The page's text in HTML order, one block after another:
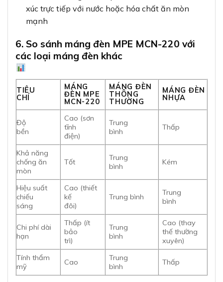
xúc trực tiếp với nước hoặc hóa chất ăn mòn
mạnh
6. So sánh máng đèn MPE MCN-220 với
các loại máng đèn khác
TIÊU
CHÍ
MÁNG
ĐÈN MPE
MCN-220
MÁNG ĐÈN
THÔNG
THƯỜNG
MÁNG ĐÈN
NHỰA
Độ
bền
Cao (sơn
tĩnh
điện)
Trung
bình
Thấp
Khả năng
chống ăn
mòn
Tốt
Trung
bình
Kém
Hiệu suất
chiếu
sáng
Cao (thiết
kế
đôi)
Trung bình
Trung
bình
Chi phí dài
hạn
Thấp (ít
bảo
trì)
Trung
bình
Cao (thay
thế thường
xuyên)
Tính thẩm
mỹ
Cao
Trung
bình
Thấp